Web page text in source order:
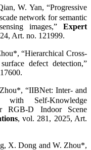
W. Yan, “Progressive
network for semantic
images,” Expert
Art. no. 121999.
“Hierarchical Cross-
defect detection,”
“IIBNet: Inter- and
with Self-Knowledge
RGB-D Indoor Scene
, vol. 281, 2025, Art.
X. Dong and W. Zhou*,